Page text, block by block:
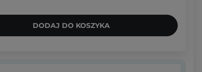
DODAJ DO KOSZYKA